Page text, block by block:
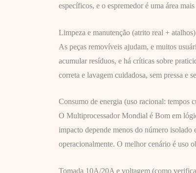
específicos, e o espremedor é uma área
Limpeza e manutenção (atrito real + atalhos)
As peças removíveis ajudam, e muitos
acumular resíduos, e há críticas sobre
correta e lavagem cuidadosa, sem pressa e
Consumo de energia (uso racional: tempos
O Multiprocessador Mondial é Bom em
impacto depende menos do número
operacionalmente. O melhor cenário é uso
Tomada 10A/20A e voltagem (como